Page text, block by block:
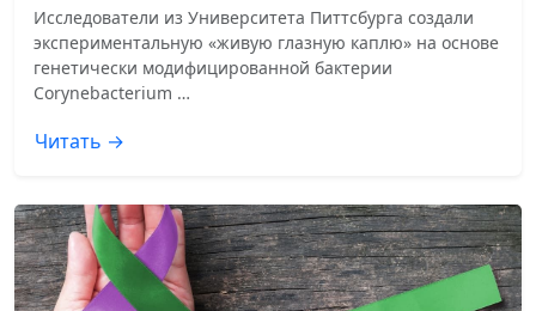
Исследователи из Университета Питтсбурга создали
экспериментальную «живую глазную каплю» на основе
генетически модифицированной бактерии
Corynebacterium …
Читать →